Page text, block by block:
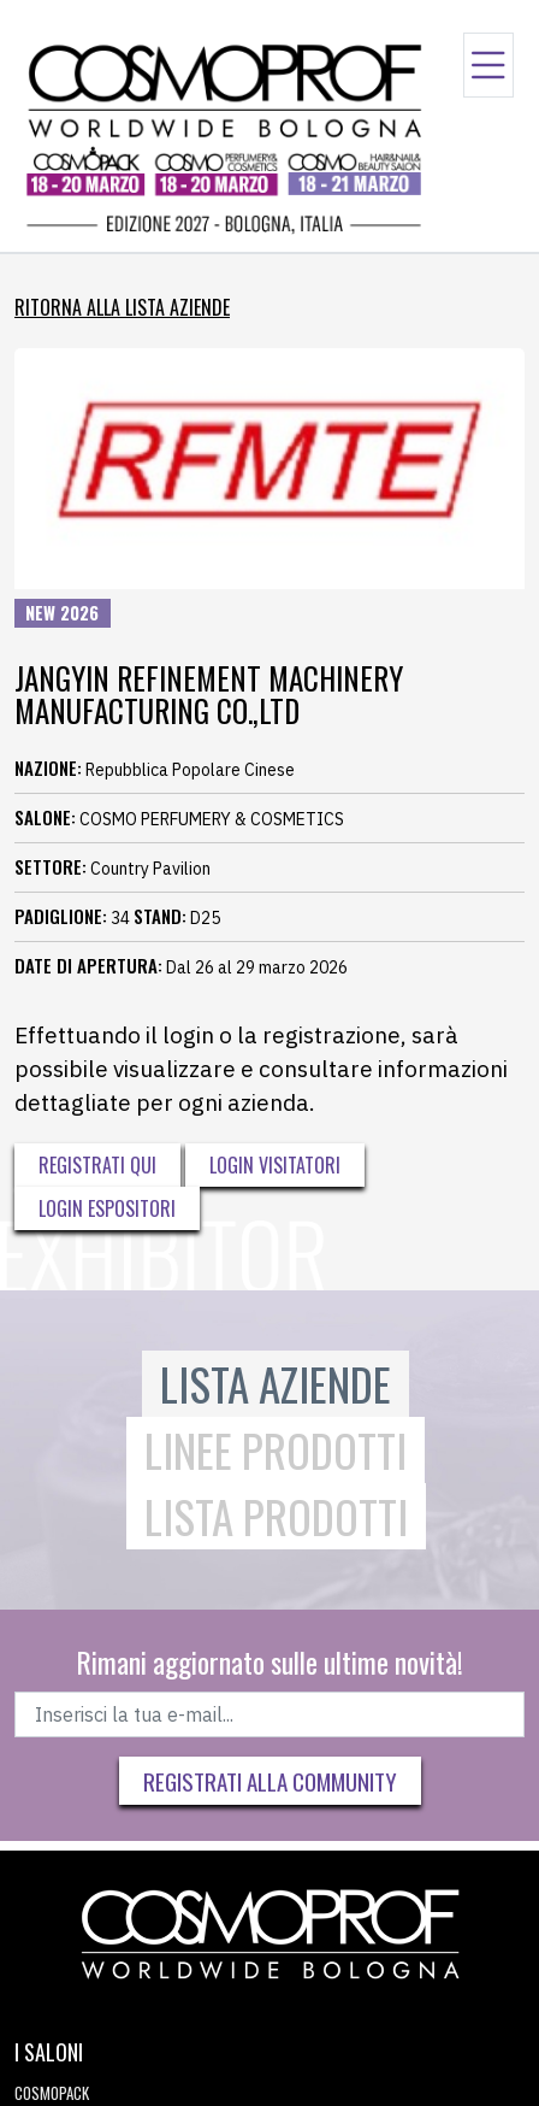
RITORNA ALLA LISTA AZIENDE
NEW 2026
JANGYIN REFINEMENT MACHINERY
MANUFACTURING CO.,LTD
NAZIONE: Repubblica Popolare Cinese
SALONE: COSMO PERFUMERY & COSMETICS
SETTORE: Country Pavilion
PADIGLIONE: 34 STAND: D25
DATE DI APERTURA: Dal 26 al 29 marzo 2026
Effettuando il login o la registrazione, sarà
possibile visualizzare e consultare informazioni
dettagliate per ogni azienda.
REGISTRATI QUI
LOGIN VISITATORI
LOGIN ESPOSITORI
LISTA AZIENDE
LINEE PRODOTTI
LISTA PRODOTTI
Rimani aggiornato sulle ultime novità!
REGISTRATI ALLA COMMUNITY
I SALONI
COSMOPACK